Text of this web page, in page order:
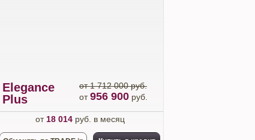
Elegance
Plus
от 1 712 000 руб.
от956 900 руб.
от 18 014руб. в месяц